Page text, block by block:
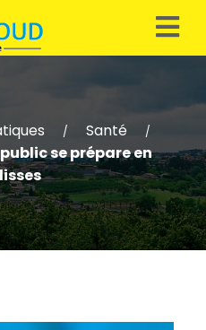
/ Santé /
se prépare en